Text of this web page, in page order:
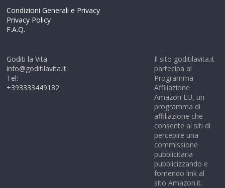
Condizioni Generali e Privacy
Privacy Policy
F.A.Q.
Goditi la Vita
info@goditilavita.it
Tel:
+393333449182
Il sito goditilavita.it
partecipa al
Programma
Affiliazione
Amazon EU, un
programma di
affiliazione che
consente ai siti di
percepire una
commissione
pubblicitaria
pubblicizzando e
fornendo link al
sito Amazon.it.